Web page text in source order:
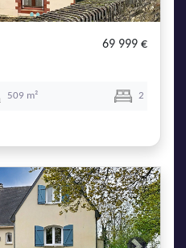
69 999 €
509 m² 2